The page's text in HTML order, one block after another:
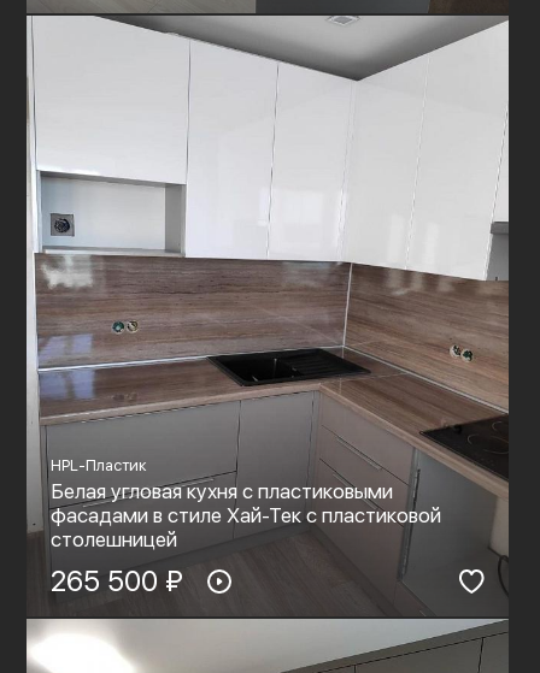
HPL-Пластик
Белая угловая кухня с пластиковыми
фасадами в стиле Хай-Тек с пластиковой
столешницей
265 500 ₽